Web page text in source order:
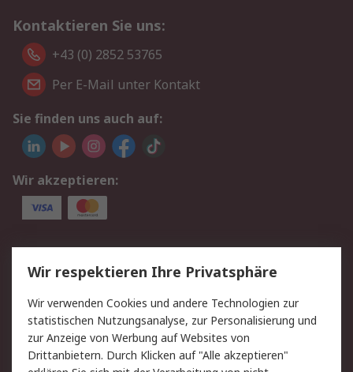
Kontaktieren Sie uns:
+43 (0) 2852 53765
Per E-Mail unter Kontakt
Sie finden uns auch auf:
Wir akzeptieren:
Service
Value Added Services
Lieferlösungen
Rücksendung/Entsorgung Kontakt
Hilfe
Rechtliches
Wir respektieren Ihre Privatsphäre
Wir verwenden Cookies und andere Technologien zur
statistischen Nutzungsanalyse, zur Personalisierung und
zur Anzeige von Werbung auf Websites von
Drittanbietern. Durch Klicken auf "Alle akzeptieren"